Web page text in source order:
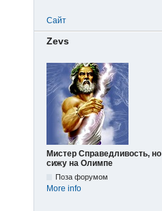
Сайт
Zevs
Мистер Справедливость, но
сижу на Олимпе
Поза форумом
More info